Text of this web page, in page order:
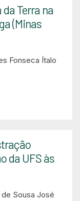
Terra na
(Minas
Fonseca Ítalo
da UFS às
Sousa José